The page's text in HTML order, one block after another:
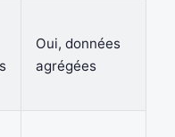
Oui, données
agrégées